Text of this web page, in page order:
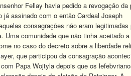
Fellay havia pedido a revogação da
já assinado com o então Cardeal Joseph
consagrações não eram legitimadas
comunidade que não tinha aceitado a
no caso do decreto sobre a liberdade
que participou da consagração
Papa Wojtyla depois que os